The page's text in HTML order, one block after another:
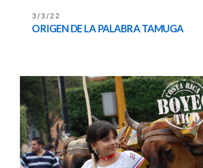
3/3/22
ORIGEN DE LA PALABRA TAMUGA